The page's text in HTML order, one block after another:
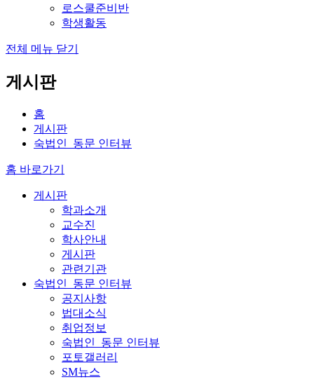
로스쿨준비반
학생활동
전체 메뉴 닫기
게시판
홈
게시판
숙법인_동문 인터뷰
홈 바로가기
게시판
학과소개
교수진
학사안내
게시판
관련기관
숙법인_동문 인터뷰
공지사항
법대소식
취업정보
숙법인_동문 인터뷰
포토갤러리
SM뉴스